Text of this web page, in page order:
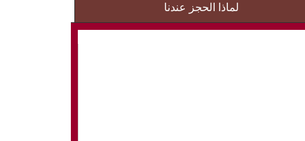
لماذا الحجز عندنا